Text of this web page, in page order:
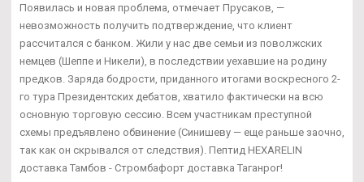
Появилась и новая проблема, отмечает Прусаков, —
невозможность получить подтверждение, что клиент
рассчитался с банком. Жили у нас две семьи из поволжских
немцев (Шеппе и Никели), в последствии уехавшие на родину
предков. Заряда бодрости, приданного итогами воскресного 2-
го тура Президентских дебатов, хватило фактически на всю
основную торговую сессию. Всем участникам преступной
схемы предъявлено обвинение (Синишеву — еще раньше заочно,
так как он скрывался от следствия). Пептид HEXARELIN
доставка Тамбов - Стромбафорт доставка Таганрог!